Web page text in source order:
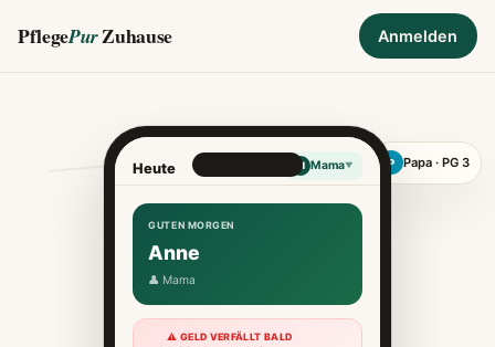
PflegePurZuhause Anmelden
Heute M Mama▼
GUTEN MORGEN
Anne
👤 Mama
⚠ GELD VERFÄLLT BALD
P Papa · PG 3